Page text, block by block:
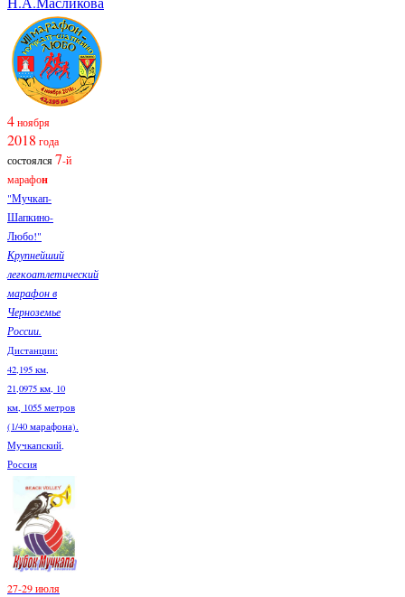
4ноября
2018 года
состоялся7-й
марафон
"Мучкап-
Шапкино-
Любо!"
Крупнейший
легкоатлетический
марафон в
Черноземье
России.
Дистанции:
42,195 км,
21,0975 км, 10
км, 1055 метров
(1/40 марафона).
Мучкапский,
Россия
27-29 июля